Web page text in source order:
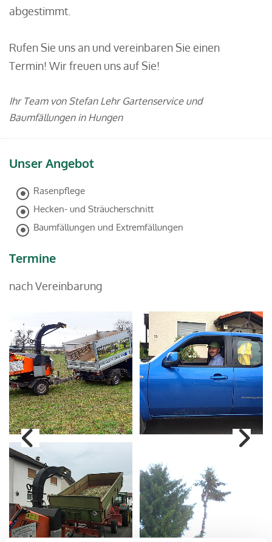
abgestimmt.
Rufen Sie uns an und vereinbaren Sie einen
Termin! Wir freuen uns auf Sie!
Ihr Team von Stefan Lehr Gartenservice und
Baumfällungen in Hungen
Unser Angebot
Rasenpflege
Hecken- und Sträucherschnitt
Baumfällungen und Extremfällungen
Termine
nach Vereinbarung